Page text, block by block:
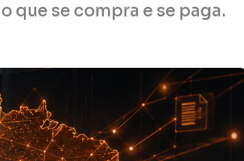
se compra e se paga.